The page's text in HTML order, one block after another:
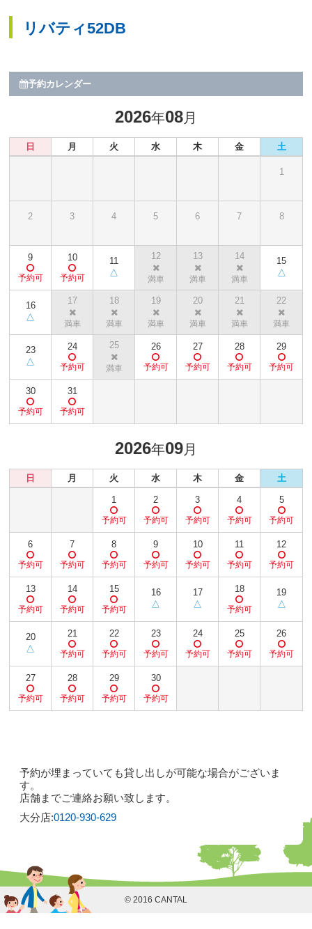
リバティ52DB
予約が埋まっていても貸し出しが可能な場合がございま
す。
店舗までご連絡お願い致します。
大分店:0120-930-629
© 2016 CANTAL